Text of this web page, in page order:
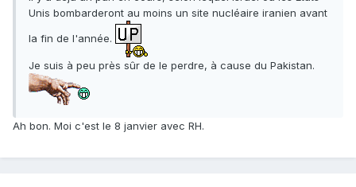
Unis bombarderont au moins un site nucléaire iranien avant
la fin de l'année.
Je suis à peu près sûr de le perdre, à cause du Pakistan.
Ah bon. Moi c'est le 8 janvier avec RH.